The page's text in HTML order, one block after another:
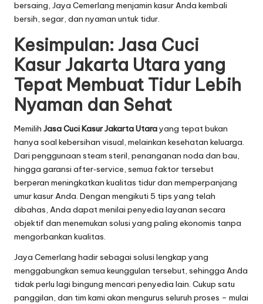
bersaing, Jaya Cemerlang menjamin kasur Anda kembali
bersih, segar, dan nyaman untuk tidur.
Kesimpulan: Jasa Cuci
Kasur Jakarta Utara yang
Tepat Membuat Tidur Lebih
Nyaman dan Sehat
Memilih Jasa Cuci Kasur Jakarta Utarayang tepat bukan
hanya soal kebersihan visual, melainkan kesehatan keluarga.
Dari penggunaan steam steril, penanganan noda dan bau,
hingga garansi after‑service, semua faktor tersebut
berperan meningkatkan kualitas tidur dan memperpanjang
umur kasur Anda. Dengan mengikuti 5 tips yang telah
dibahas, Anda dapat menilai penyedia layanan secara
objektif dan menemukan solusi yang paling ekonomis tanpa
mengorbankan kualitas.
Jaya Cemerlang hadir sebagai solusi lengkap yang
menggabungkan semua keunggulan tersebut, sehingga Anda
tidak perlu lagi bingung mencari penyedia lain. Cukup satu
panggilan, dan tim kami akan mengurus seluruh proses – mulai